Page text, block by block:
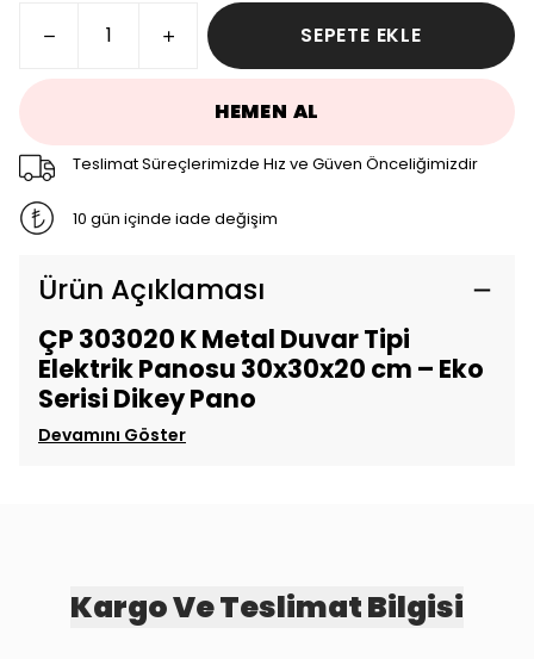
SEPETE EKLE
HEMEN AL
Teslimat Süreçlerimizde Hız ve Güven Önceliğimizdir
10 gün içinde iade değişim
Ürün Açıklaması
ÇP 303020 K Metal Duvar Tipi
Elektrik Panosu 30x30x20 cm – Eko
Serisi Dikey Pano
Devamını Göster
Kargo Ve Teslimat Bilgisi